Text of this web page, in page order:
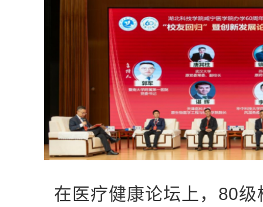
在医疗健康论坛上，80级